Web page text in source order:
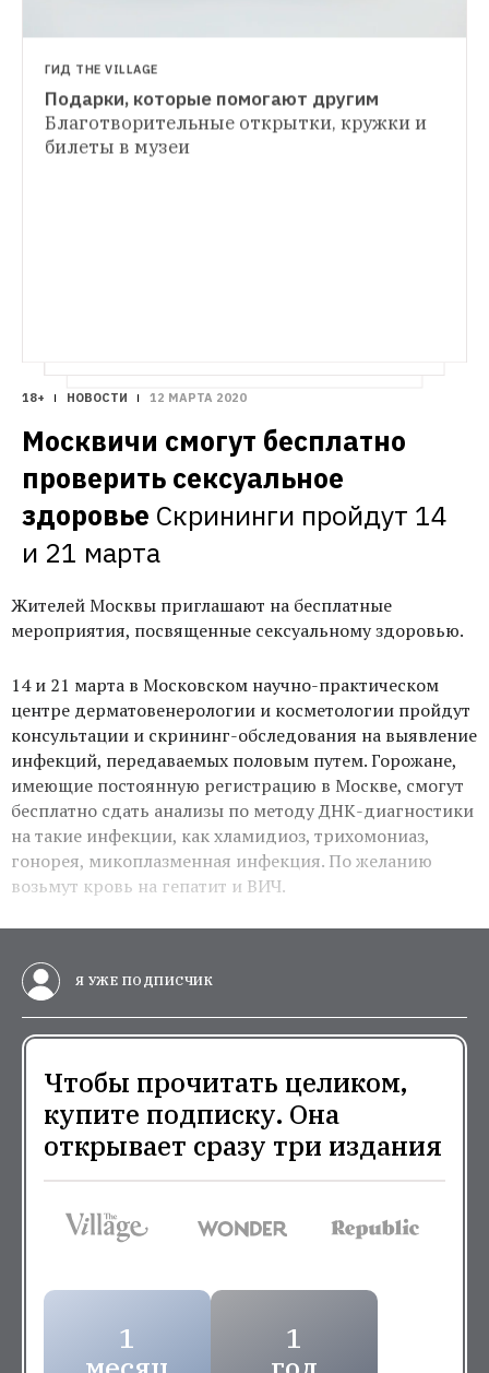
ГИД THE VILLAGE
Подарки, которые помогают другим
Благотворительные открытки, кружки и
билеты в музеи
18+ НОВОСТИ 12 МАРТА 2020
Москвичи смогут бесплатно
проверить сексуальное
здоровье Скрининги пройдут 14
и 21 марта
Жителей Москвы приглашают на бесплатные
мероприятия, посвященные сексуальному здоровью.
14 и 21 марта в Московском научно-практическом
центре дерматовенерологии и косметологии пройдут
консультации и скрининг-обследования на выявление
инфекций, передаваемых половым путем. Горожане,
имеющие постоянную регистрацию в Москве, смогут
бесплатно сдать анализы по методу ДНК-диагностики
на такие инфекции, как хламидиоз, трихомониаз,
гонорея, микоплазменная инфекция. По желанию
возьмут кровь на гепатит и ВИЧ.
Я УЖЕ ПОДПИСЧИК
Чтобы прочитать целиком,
купите подписку. Она
открывает сразу три издания
1
1